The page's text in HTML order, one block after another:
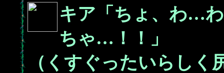
キア「ちょ、わ…
ちゃ…！！」
（くすぐったいらし